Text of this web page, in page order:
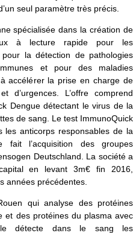
seul paramètre très précis.
spécialisée dans la création de
à lecture rapide pour les
la détection de pathologies
et pour des maladies
accélérer la prise en charge de
d’urgences. L’offre comprend
Dengue détectant le virus de la
de sang. Le test ImmunoQuick
les anticorps responsables de la
l’acquisition des groupes
Deutschland. La société a
en levant 3m€ fin 2016,
années précédentes.
qui analyse des protéines
et des protéines du plasma avec
détecte dans le sang les